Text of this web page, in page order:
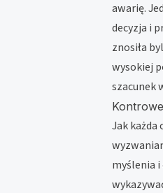
awarię.
decyzja i
znosiła
wysokiej
szacunek
Jak każda
myślenia